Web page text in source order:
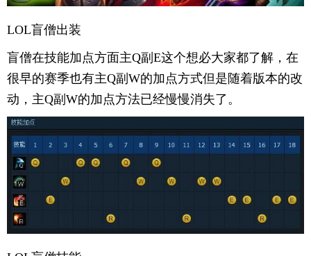
LOL盲僧出装
盲僧在技能加点方面主Q副E这个想必大家都了解，在
很早的赛季也有主Q副W的加点方式但是随着版本的改
动，主Q副W的加点方法已经慢慢消失了。